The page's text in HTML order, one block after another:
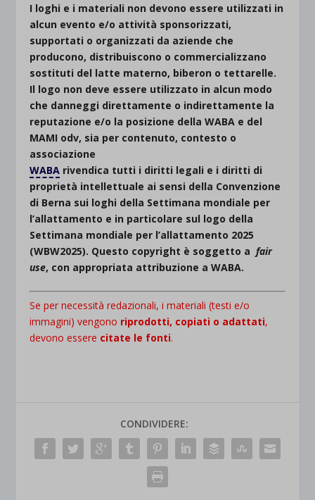
I loghi e i materiali non devono essere utilizzati in
alcun evento e/o attività sponsorizzati,
supportati o organizzati da aziende che
producono, distribuiscono o commercializzano
sostituti del latte materno, biberon o tettarelle.
Il logo non deve essere utilizzato in alcun modo
che danneggi direttamente o indirettamente la
reputazione e/o la posizione della WABA e del
MAMI odv, sia per contenuto, contesto o
associazione
WABA rivendica tutti i diritti legali e i diritti di
proprietà intellettuale ai sensi della Convenzione
di Berna sui loghi della Settimana mondiale per
l’allattamento e in particolare sul logo della
Settimana mondiale per l’allattamento 2025
(WBW2025). Questo copyright è soggetto afair
use, con appropriata attribuzione a WABA.
Se per necessità redazionali, i materiali (testi e/o
immagini) vengono riprodotti, copiati o adattati,
devono essere citate le fonti.
CONDIVIDERE: